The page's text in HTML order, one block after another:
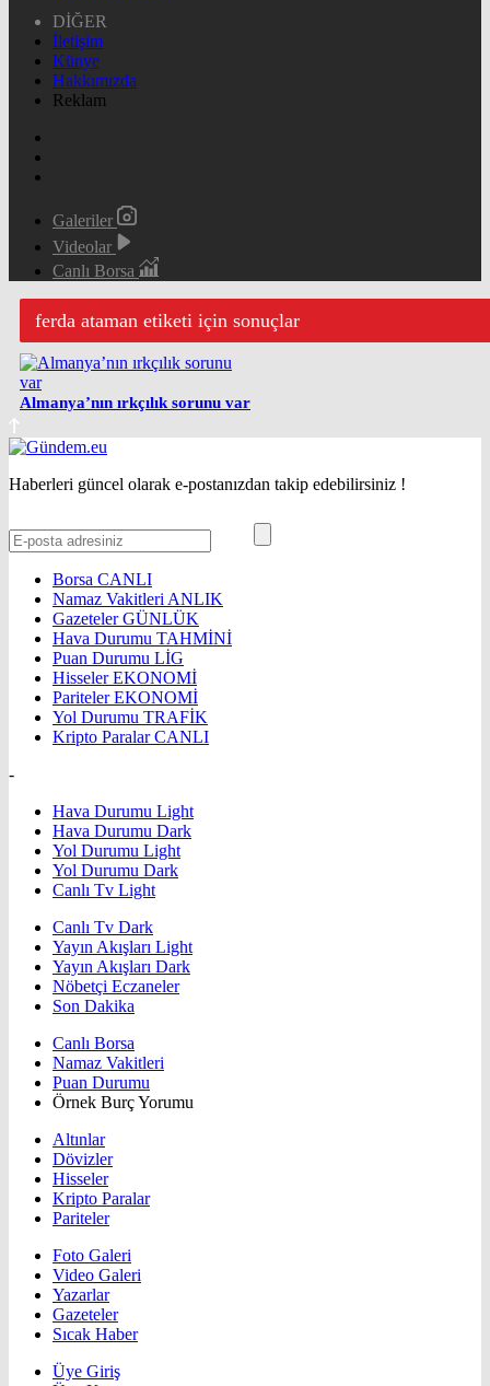
DİĞER
İletişim
Künye
Hakkımızda
Reklam
Galeriler
Videolar
Canlı Borsa
ferda ataman etiketi için sonuçlar
Almanya’nın ırkçılık sorunu var
Haberleri güncel olarak e-postanızdan takip edebilirsiniz !
Borsa CANLI
Namaz Vakitleri ANLIK
GazetelerGÜNLÜK
Hava Durumu TAHMİNİ
Puan Durumu LİG
HisselerEKONOMİ
ParitelerEKONOMİ
Yol Durumu TRAFİK
Kripto ParalarCANLI
-
Hava Durumu Light
Hava Durumu Dark
Yol Durumu Light
Yol Durumu Dark
Canlı Tv Light
Canlı Tv Dark
Yayın Akışları Light
Yayın Akışları Dark
Nöbetçi Eczaneler
Son Dakika
Canlı Borsa
Namaz Vakitleri
Puan Durumu
Örnek Burç Yorumu
Altınlar
Dövizler
Hisseler
Kripto Paralar
Pariteler
Foto Galeri
Video Galeri
Yazarlar
Gazeteler
Sıcak Haber
Üye Giriş